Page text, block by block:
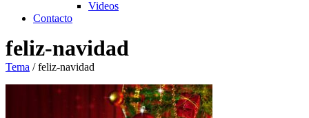
Videos
Contacto
feliz-navidad
Tema /feliz-navidad